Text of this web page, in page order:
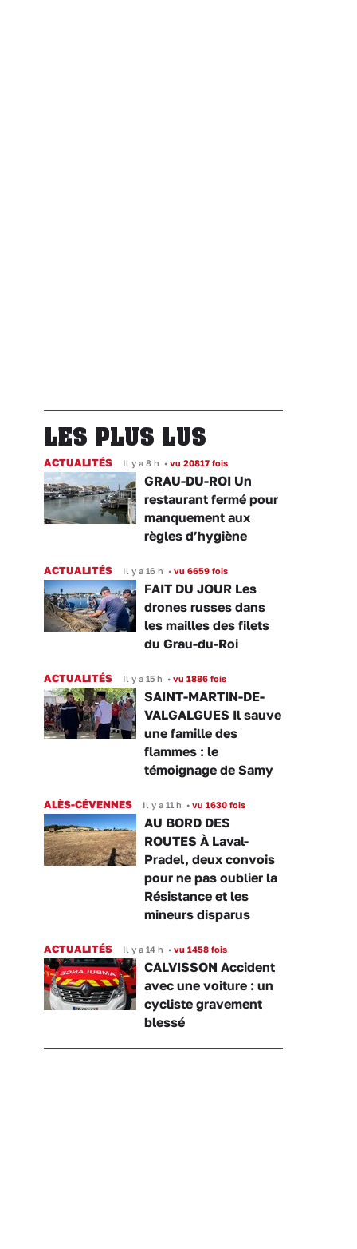
LES PLUS LUS
ACTUALITÉS Il y a 8 h • vu 20817 fois
GRAU-DU-ROI Un
restaurant fermé pour
manquement aux
règles d’hygiène
ACTUALITÉS Il y a 16 h • vu 6659 fois
FAIT DU JOUR Les
drones russes dans
les mailles des filets
du Grau-du-Roi
ACTUALITÉS Il y a 15 h • vu 1886 fois
SAINT-MARTIN-DE-
VALGALGUES Il sauve
une famille des
flammes : le
témoignage de Samy
ALÈS-CÉVENNES Il y a 11 h • vu 1630 fois
AU BORD DES
ROUTES À Laval-
Pradel, deux convois
pour ne pas oublier la
Résistance et les
mineurs disparus
ACTUALITÉS Il y a 14 h • vu 1458 fois
CALVISSON Accident
avec une voiture : un
cycliste gravement
blessé